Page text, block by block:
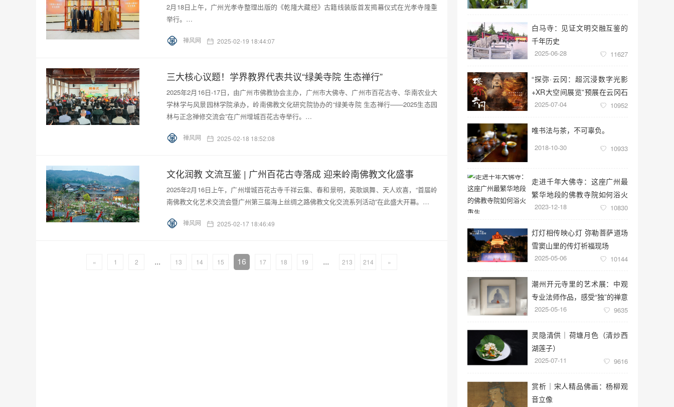
2月18日上午，广州光孝寺整理出版的《乾隆大藏经》古籍线装版首发揭幕仪式在光孝寺隆重
举行。…
禅风网 2025-02-19 18:44:07
三大核心议题！学界教界代表共议“绿美寺院 生态禅行”
2025年2月16日-17日，由广州市佛教协会主办，广州市大佛寺、广州市百花古寺、华南农业大
学林学与风景园林学院承办，岭南佛教文化研究院协办的“绿美寺院 生态禅行——2025生态园
林与正念禅修交流会”在广州增城百花古寺举行。…
禅风网 2025-02-18 18:52:08
文化润教 文流互鉴 | 广州百花古寺落成 迎来岭南佛教文化盛事
2025年2月16日上午，广州增城百花古寺千祥云集、春和景明，英歌飒舞、天人欢喜，“首届岭
南佛教文化艺术交流会暨广州第三届海上丝绸之路佛教文化交流系列活动”在此盛大开幕。…
禅风网 2025-02-17 18:46:49
« 1 2 ... 13 14 15 16 17 18 19 ... 213 214 »
白马寺：见证文明交融互鉴的
千年历史
2025-06-28 11627
“探弥·云冈：超沉浸数字光影
+XR大空间展览”预展在云冈石
窟云冈美术馆启幕
2025-07-04 10952
唯书法与茶，不可辜负。
2018-10-30 10933
走进千年大佛寺：这座广州最
繁华地段的佛教寺院如何浴火
重生
2023-12-18 10830
灯灯相传映心灯 弥勒菩萨道场
雪窦山里的传灯祈福现场
2025-05-06 10144
潮州开元寺里的艺术展：中观
专业法师作品，感受“独”的禅意
世界
2025-05-16 9635
灵隐清供｜​荷塘月色（清炒西
湖莲子）
2025-07-11 9616
赏析｜宋人精品佛画：杨柳观
音立像